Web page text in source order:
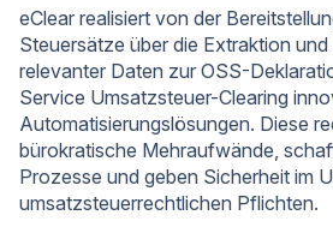
eClear realisiert von der
Steuersätze über die Extraktion
relevanter Daten zur OSS-
Service Umsatzsteuer-Clearing
Automatisierungslösungen. Diese
bürokratische Mehraufwände,
Prozesse und geben Sicherheit im
umsatzsteuerrechtlichen Pflichten.